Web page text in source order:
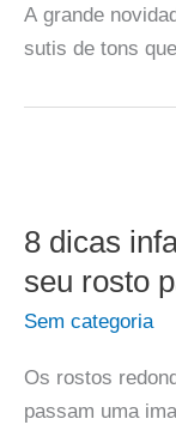
A grande
sutis de tons
8 dicas
seu rosto
Sem categoria
Os rostos
passam uma